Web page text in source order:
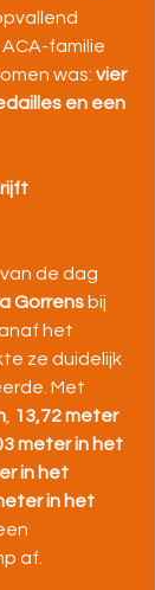
ACA-familie
was: vier
en een
de dag
Gorrens bij
het
ze duidelijk
Met
13,72 meter
meter in het
in het
in het
af.